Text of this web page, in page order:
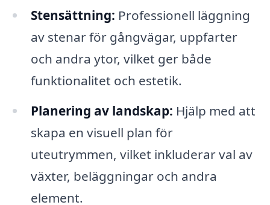
Stensättning: Professionell läggning
av stenar för gångvägar, uppfarter
och andra ytor, vilket ger både
funktionalitet och estetik.
Planering av landskap: Hjälp med att
skapa en visuell plan för
uteutrymmen, vilket inkluderar val av
växter, beläggningar och andra
element.